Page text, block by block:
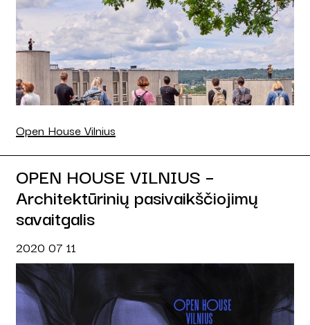
Open House Vilnius
OPEN HOUSE VILNIUS –
Architektūrinių pasivaikščiojimų
savaitgalis
2020 07 11